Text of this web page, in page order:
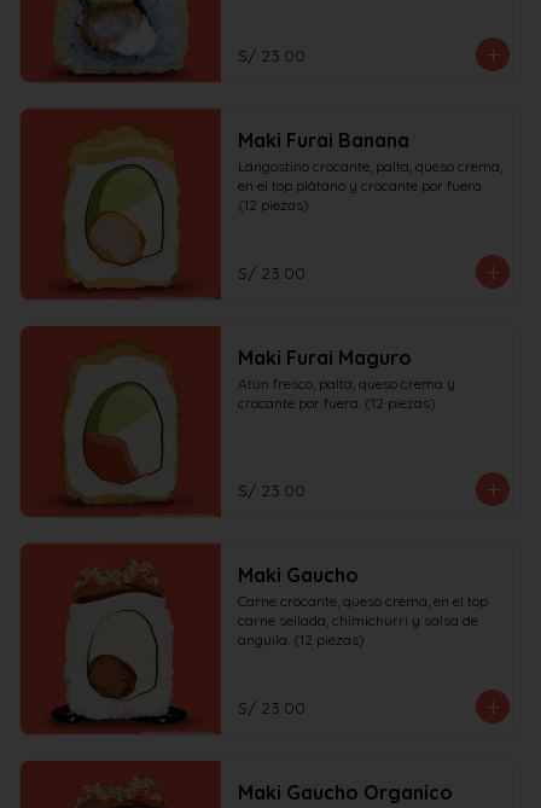
S/ 23.00
Maki Furai Banana
Langostino crocante, palta, queso crema,
en el top plátano y crocante por fuera.
(12 piezas)
S/ 23.00
Maki Furai Maguro
Atún fresco, palta, queso crema y
crocante por fuera. (12 piezas)
S/ 23.00
Maki Gaucho
Carne crocante, queso crema, en el top
carne sellada, chimichurri y salsa de
anguila. (12 piezas)
S/ 23.00
Maki Gaucho Organico